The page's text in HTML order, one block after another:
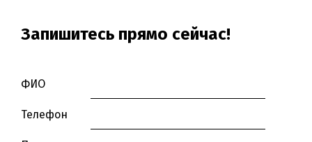
Запишитесь прямо сейчас!
ФИО
Телефон